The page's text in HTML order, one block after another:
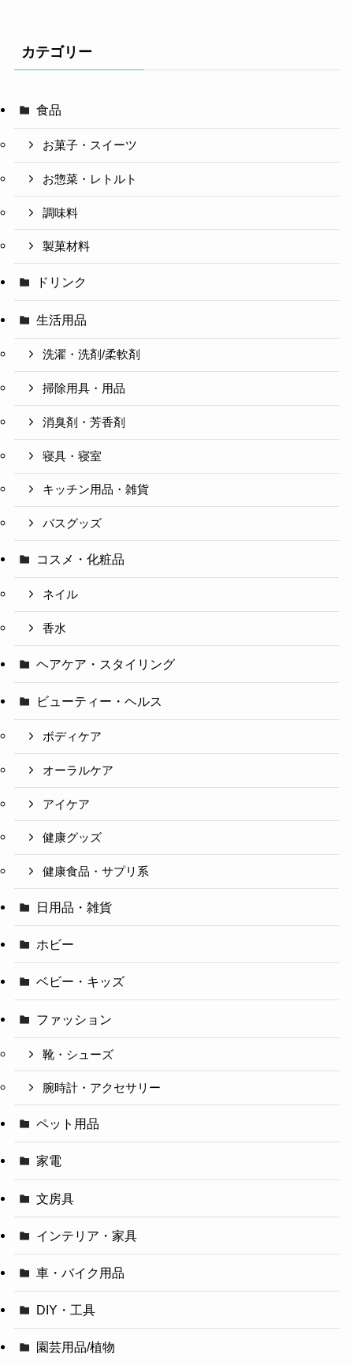
カテゴリー
食品
お菓子・スイーツ
お惣菜・レトルト
調味料
製菓材料
ドリンク
生活用品
洗濯・洗剤/柔軟剤
掃除用具・用品
消臭剤・芳香剤
寝具・寝室
キッチン用品・雑貨
バスグッズ
コスメ・化粧品
ネイル
香水
ヘアケア・スタイリング
ビューティー・ヘルス
ボディケア
オーラルケア
アイケア
健康グッズ
健康食品・サプリ系
日用品・雑貨
ホビー
ベビー・キッズ
ファッション
靴・シューズ
腕時計・アクセサリー
ペット用品
家電
文房具
インテリア・家具
車・バイク用品
DIY・工具
園芸用品/植物